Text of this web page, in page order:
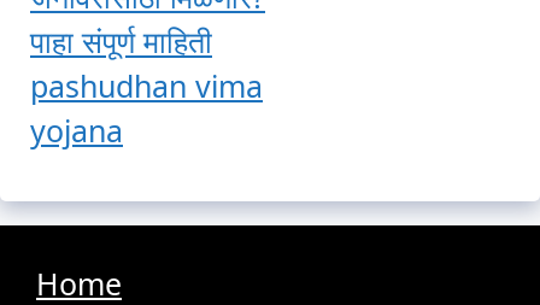
पाहा संपूर्ण माहिती
pashudhan vima
yojana
Home